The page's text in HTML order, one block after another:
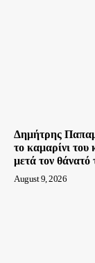
Δημήτρης
το καμαρίνι του
μετά τον θάνατό
August 9, 2026